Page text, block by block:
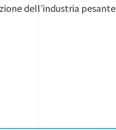
dell’industria pesante